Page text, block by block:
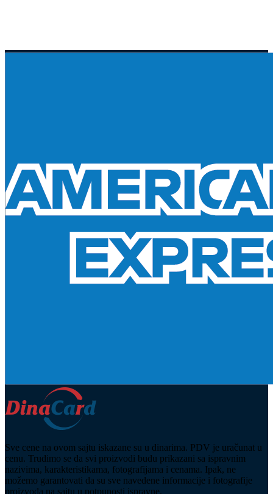
Sve cene na ovom sajtu iskazane su u dinarima. PDV je uračunat u
cenu. Trudimo se da svi proizvodi budu prikazani sa ispravnim
nazivima, karakteristikama, fotografijama i cenama. Ipak, ne
možemo garantovati da su sve navedene informacije i fotografije
proizvoda na sajtu u potpunosti ispravne.